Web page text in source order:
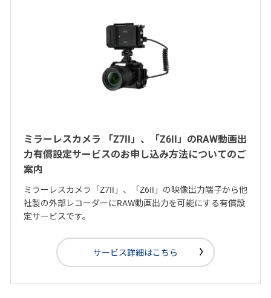
ミラーレスカメラ 「Z7II」、「Z6II」のRAW動画出
力有償設定サービスのお申し込み方法についてのご
案内
ミラーレスカメラ「Z7II」、「Z6II」の映像出力端子から他
社製の外部レコーダーにRAW動画出力を可能にする有償設
定サービスです。
サービス詳細はこちら